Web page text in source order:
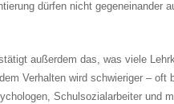
dürfen nicht gegeneinander
außerdem das, was viele
Verhalten wird schwieriger –
Schulsozialarbeiter und